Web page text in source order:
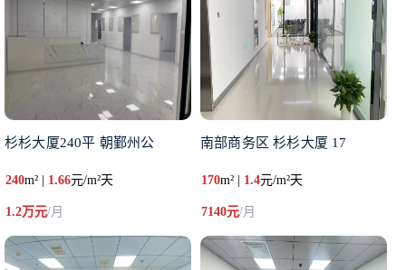
杉杉大厦240平 朝鄞州公
240m² | 1.66元/m²天
1.2万元/月
南部商务区 杉杉大厦 17
170m² | 1.4元/m²天
7140元/月